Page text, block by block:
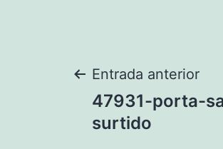
de
Entrada anterior
47931-porta-
surtido